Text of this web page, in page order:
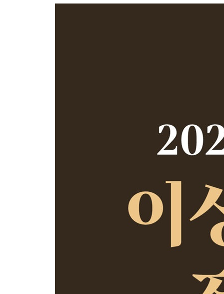
성혜령 / 간병인
구효서 · 미주알고주알 구구절절이 없는 일러두기
김종욱 · 가까스로 존재하는 목소리들
윤대녕 · 존재의 존엄성, 그리고 존엄할 수 있다는
권영민 · ‘일러두기’의 서사적 미학
이상문학상의 취지와 선정 규정